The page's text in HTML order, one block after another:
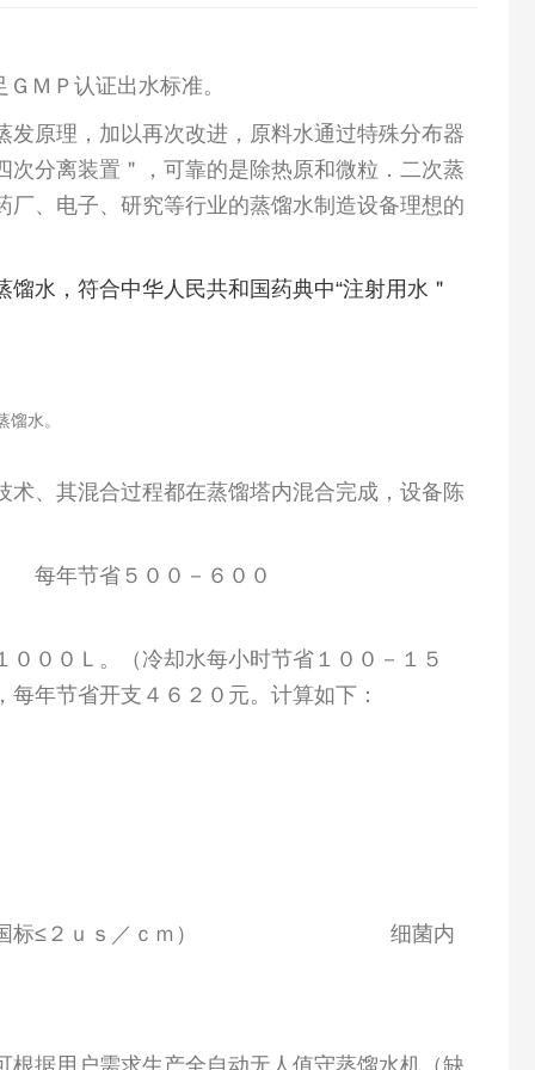
ＭＰ认证出水标准。
原理，加以再次改进，原料水通过特殊分布器
分离装置＂，可靠的是除热原和微粒．二次蒸
、电子、研究等行业的蒸馏水制造设备理想的
水，符合中华人民共和国药典中“注射用水＂
水。
、其混合过程都在蒸馏塔内混合完成，设备陈
每年节省５００－６００
００Ｌ。（冷却水每小时节省１００－１５
年节省开支４６２０元。计算如下：
下，（国标≤２ｕｓ／ｃｍ） 细菌内
据用户需求生产全自动无人值守蒸馏水机（缺